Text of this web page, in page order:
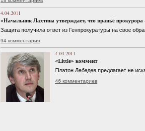
4.04.2011
«Начальник Лахтина утверждает, что враньё прокурора
Защита получила ответ из Генпрокуратуры на свое
94 комментария
4.04.2011
«Little» коммент
Платон Лебедев предлагает не
46 комментариев